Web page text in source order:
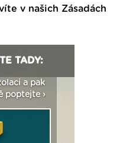
v našich Zásadách
TADY:
a pak
poptejte ›